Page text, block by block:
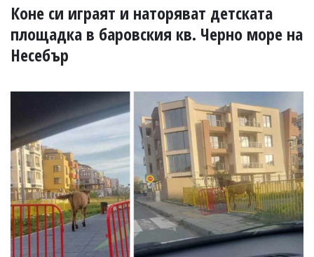
В
УКРАЙНА
СПОРТ
РАЗСЛЕДВАНЕ
БИЗНЕС
Управители:
Веселин
Василев,
email:
v.vasilev@flagman.bg
Катя
Касабова,
еmail: k.kassabova@flagman.bg
Коне си играят и наторяват детската
площадка в баровския кв. Черно море на
Несебър